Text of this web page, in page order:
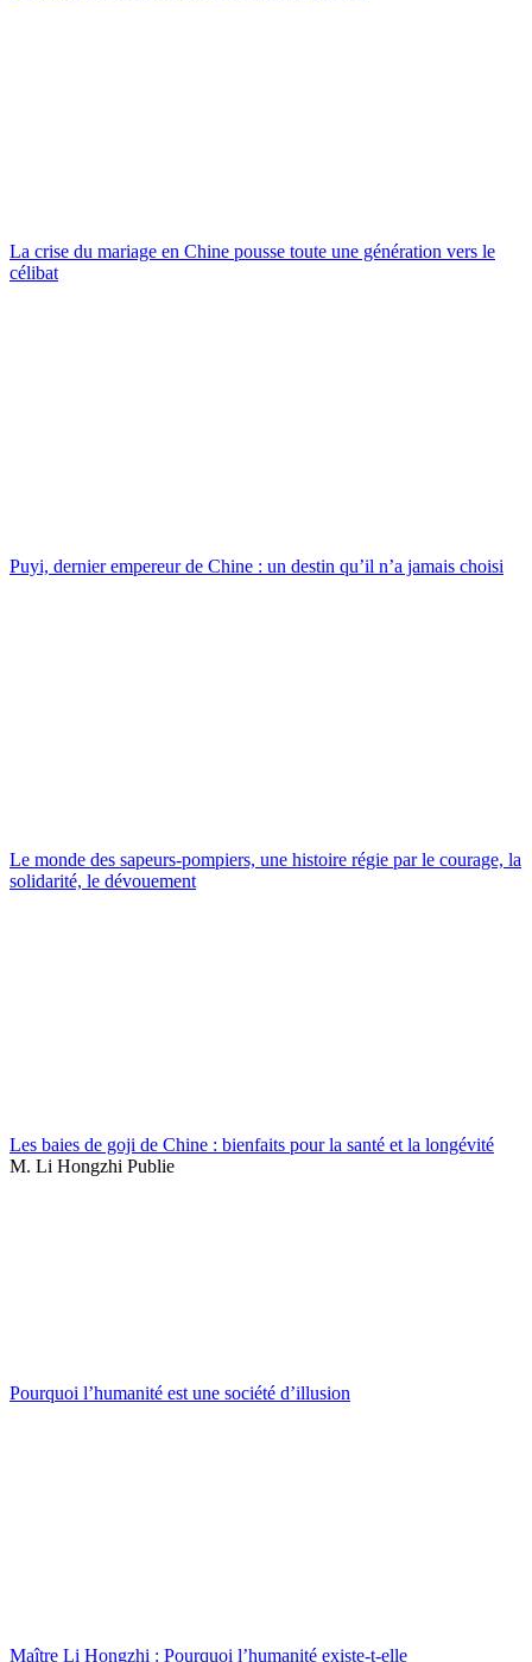
La crise du mariage en Chine pousse toute une génération vers le
célibat
Puyi, dernier empereur de Chine : un destin qu’il n’a jamais choisi
Le monde des sapeurs-pompiers, une histoire régie par le courage, la
solidarité, le dévouement
Les baies de goji de Chine : bienfaits pour la santé et la longévité
M. Li Hongzhi Publie
Pourquoi l’humanité est une société d’illusion
Maître Li Hongzhi : Pourquoi l’humanité existe-t-elle